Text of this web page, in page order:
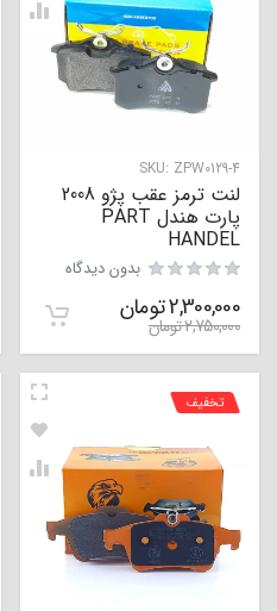
SKU: ZPW0129-4
لنت ترمز عقب پژو 2008
پارت هندل PART
HANDEL
بدون دیدگاه
2,300,000تومان
2,750,000تومان
تخفیف